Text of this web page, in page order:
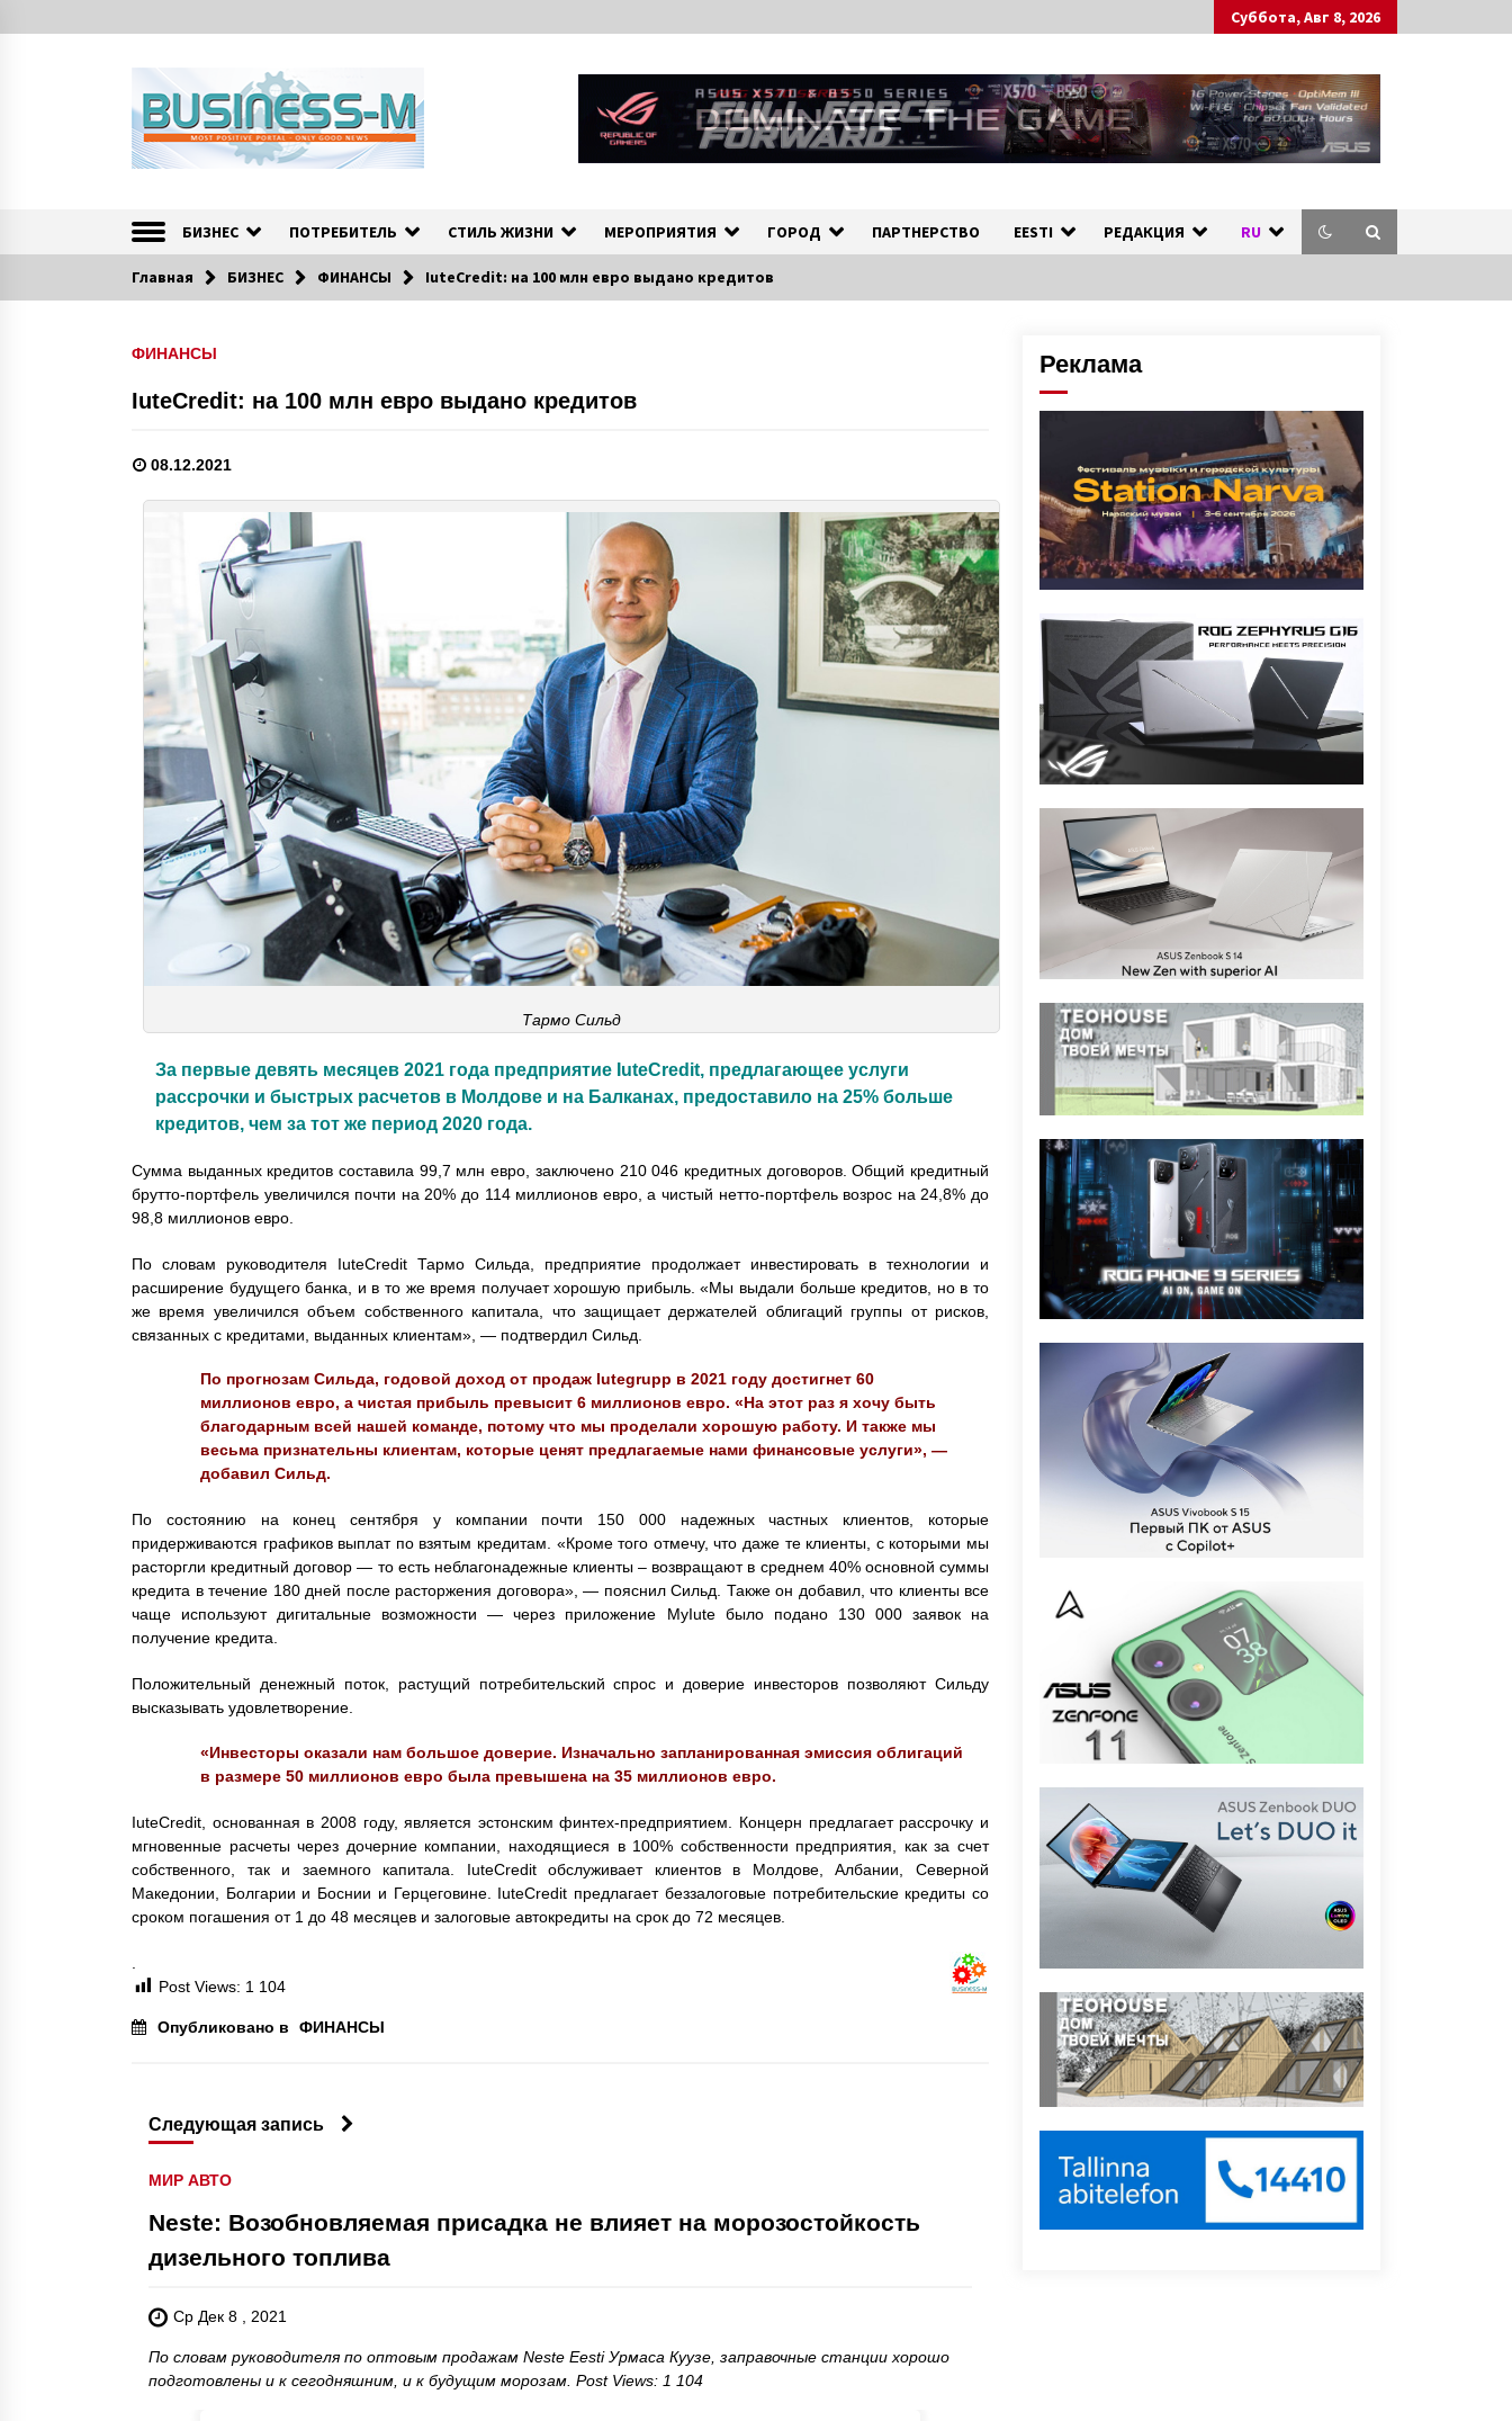
k
Суббота, Авг 8, 2026
БИЗНЕС ПОТРЕБИТЕЛЬ СТИЛЬ ЖИЗНИ МЕРОПРИЯТИЯ ГОРОД ПАРТНЕРСТВО EESTI РЕДАКЦИЯ RU
Главная БИЗНЕС ФИНАНСЫ IuteCredit: на 100 млн евро выдано кредитов
ФИНАНСЫ
IuteCredit: на 100 млн евро выдано кредитов
08.12.2021
Тармо Сильд
За первые девять месяцев 2021 года предприятие IuteCredit, предлагающее услуги
рассрочки и быстрых расчетов в Молдове и на Балканах, предоставило на 25% больше
кредитов, чем за тот же период 2020 года.
Сумма выданных кредитов составила 99,7 млн ​​евро, заключено 210 046 кредитных договоров. Общий кредитный
брутто-портфель увеличился почти на 20% до 114 миллионов евро, а чистый нетто-портфель возрос на 24,8% до
98,8 миллионов евро.
По словам руководителя IuteCredit Тармо Сильда, предприятие продолжает инвестировать в технологии и
расширение будущего банка, и в то же время получает хорошую прибыль. «Мы выдали больше кредитов, но в то
же время увеличился объем собственного капитала, что защищает держателей облигаций группы от рисков,
связанных с кредитами, выданных клиентам», — подтвердил Сильд.
По прогнозам Сильда, годовой доход от продаж Iutegrupp в 2021 году достигнет 60
миллионов евро, а чистая прибыль превысит 6 миллионов евро. «На этот раз я хочу быть
благодарным всей нашей команде, потому что мы проделали хорошую работу. И также мы
весьма признательны клиентам, которые ценят предлагаемые нами финансовые услуги», —
добавил Сильд.
По состоянию на конец сентября у компании почти 150 000 надежных частных клиентов, которые
придерживаются графиков выплат по взятым кредитам. «Кроме того отмечу, что даже те клиенты, с которыми мы
расторгли кредитный договор — то есть неблагонадежные клиенты – возвращают в среднем 40% основной суммы
кредита в течение 180 дней после расторжения договора», — пояснил Сильд. Также он добавил, что клиенты все
чаще используют дигитальные возможности — через приложение MyIute было подано 130 000 заявок на
получение кредита.
Положительный денежный поток, растущий потребительский спрос и доверие инвесторов позволяют Сильду
высказывать удовлетворение.
«Инвесторы оказали нам большое доверие. Изначально запланированная эмиссия облигаций
в размере 50 миллионов евро была превышена на 35 миллионов евро.
IuteCredit, основанная в 2008 году, является эстонским финтех-предприятием. Концерн предлагает рассрочку и
мгновенные расчеты через дочерние компании, находящиеся в 100% собственности предприятия, как за счет
собственного, так и заемного капитала. IuteCredit обслуживает клиентов в Молдове, Албании, Северной
Македонии, Болгарии и Боснии и Герцеговине. IuteCredit предлагает беззалоговые потребительские кредиты со
сроком погашения от 1 до 48 месяцев и залоговые автокредиты на срок до 72 месяцев.
Post Views: 1 104
Опубликовано в ФИНАНСЫ
Следующая запись
МИР АВТО
Neste: Возобновляемая присадка не влияет на морозостойкость
дизельного топлива
Ср Дек 8 , 2021
По словам руководителя по оптовым продажам Neste Eesti Урмаса Куузе, заправочные станции хорошо
подготовлены и к сегодняшним, и к будущим морозам. Post Views: 1 104
Реклама